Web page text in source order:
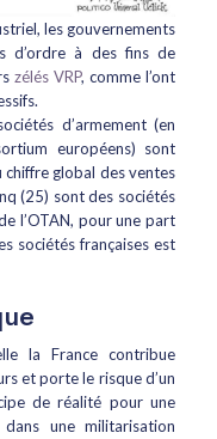
les gouvernements
d’ordre à des fins de
zélés VRP, comme l’ont
d’armement (en
européens) sont
global des ventes
(25) sont des sociétés
l’OTAN, pour une part
sociétés françaises est
la France contribue
et porte le risque d’un
de réalité pour une
une militarisation